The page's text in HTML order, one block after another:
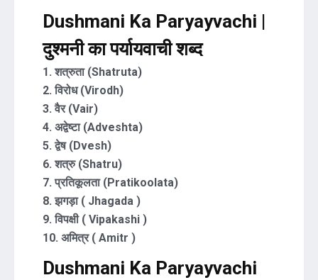
Dushmani Ka Paryayvachi |
दुश्मनी का पर्यायवाची शब्द
1. शत्रुता (Shatruta)
2. विरोध (Virodh)
3. वैर (Vair)
4. अद्वेष्टा (Adveshta)
5. द्वेष (Dvesh)
6. शत्रु (Shatru)
7. प्रतिकूलता (Pratikoolata)
8. झगड़ा ( Jhagada )
9. विपक्षी ( Vipakashi )
10. अमित्र ( Amitr )
Dushmani Ka Paryayvachi